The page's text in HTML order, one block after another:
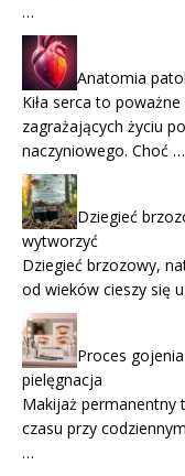
…
Anatomia
Kiła serca to
zagrażających życiu
naczyniowego. Choć …
Dziegieć
wytworzyć
Dziegieć brzozowy,
od wieków cieszy się
Proces
pielęgnacja
Makijaż permanentny
czasu przy
…